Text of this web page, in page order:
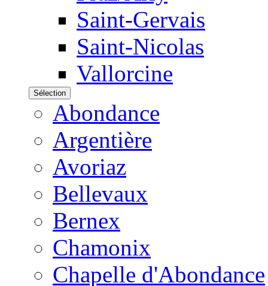
Saint-Gervais
Saint-Nicolas
Vallorcine
Sélection
Abondance
Argentière
Avoriaz
Bellevaux
Bernex
Chamonix
Chapelle d'Abondance